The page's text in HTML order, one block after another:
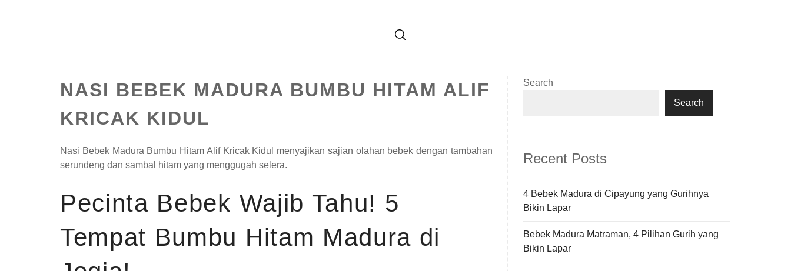
NASI BEBEK MADURA BUMBU HITAM ALIF
KRICAK KIDUL
Nasi Bebek Madura Bumbu Hitam Alif Kricak Kidul menyajikan sajian olahan bebek dengan tambahan
serundeng dan sambal hitam yang menggugah selera.
Pecinta Bebek Wajib Tahu! 5
Tempat Bumbu Hitam Madura di
Search
Search
Recent Posts
4 Bebek Madura di Cipayung yang Gurihnya
Bikin Lapar
Bebek Madura Matraman, 4 Pilihan Gurih yang
Bikin Lapar